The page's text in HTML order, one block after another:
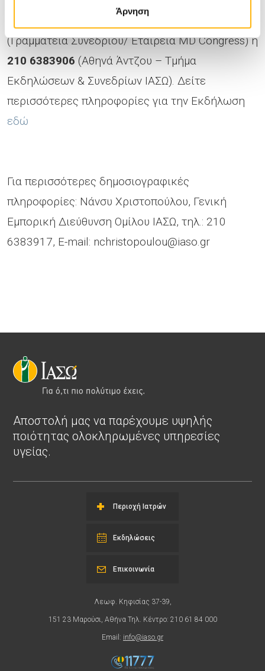
Άρνηση
επικοινωνήσετε στα τηλέφωνα
(Γραμματεία Συνεδρίου/ Εταιρεία MD Congress) ή
210 6383906 (Αθηνά Άντζου – Τμήμα
Εκδηλώσεων & Συνεδρίων ΙΑΣΩ). Δείτε
περισσότερες πληροφορίες για την Εκδήλωση
εδώ
Για περισσότερες δημοσιογραφικές
πληροφορίες: Νάνσυ Χριστοπούλου, Γενική
Εμπορική Διεύθυνση Ομίλου ΙΑΣΩ, τηλ.: 210
6383917, E-mail: nchristopoulou@iaso.gr
Αποστολή μας να παρέχουμε υψηλής
ποιότητας ολοκληρωμένες υπηρεσίες
υγείας.
Περιοχή Ιατρών
Εκδηλώσεις
Λεωφ. Κηφισίας 37-39,
151 23 Μαρούσι, Αθήνα Τηλ. Κέντρο: 210 61 84 000
Email: info@iaso.gr
Επικοινωνία